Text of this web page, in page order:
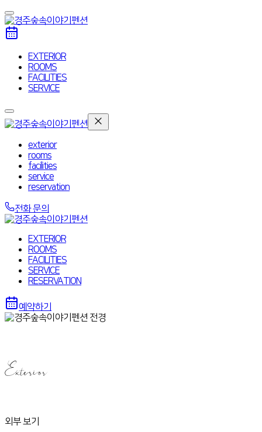
EXTERIOR
ROOMS
FACILITIES
SERVICE
exterior
rooms
facilities
service
reservation
전화 문의
EXTERIOR
ROOMS
FACILITIES
SERVICE
RESERVATION
예약하기
Exterior
외부 보기